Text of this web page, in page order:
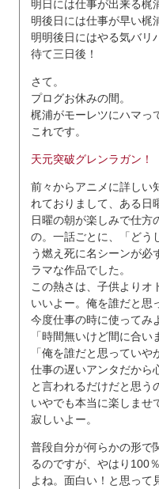
明日には仕事が出来る梶
明後日には仕事が早い梶
明明後日にはやる気バリ
待て三日後！
さて。
プログお休みの間。
梶浦がモーレツにハマっ
これです。
天元突破グレンラガン！
前々からアニメに詳しい
れておりまして、ある日
日曜の朝が楽しみで仕方
の。一話ごとに、「どう
う燃え死に名シーンが必
ラマな作品でした。
この熱さは、子供よりオ
いいよー。俺を誰だと思
今度仕事の時に使ってみ
「時間無いけど間に合い
「俺を誰だと思っていや
仕事の遅いアンタだから
と言われるだけだと思う
いやでも本当に楽しませ
寂しいよー。
普段自分が何らかの形で
るのですが、やはり100
よね。面白い！と思って